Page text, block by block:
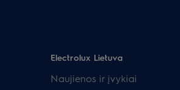
Electrolux Lietuva
Naujienos ir įvykiai